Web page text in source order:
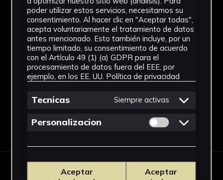
composición la trama reticular, elemento
recurrente que está presente en casi todas las
composiciones de este periodo del artista.
Figuración contemporánea
Técnica
Lápiz graso de colores
Ver más
Descargar Ficha
OBRAS RELACIONADAS
poder utilizar estos servicios, necesitamos su
consentimiento. Al hacer clic en "Aceptar todas",
acepta voluntariamente el tratamiento de datos
antes mencionado. Esto también incluye, por un
tiempo limitado, su consentimiento de acuerdo
con el Artículo 49 (1) (a) GDPR para el
procesamiento de datos fuera del EEE, por
ejemplo, en los EE. UU. Política de privacidad
Tecnicas Siempre activas
Personalizacion Permitir cookies
Aceptar
Aceptar